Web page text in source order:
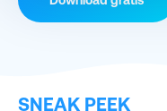
SNEAK PEEK